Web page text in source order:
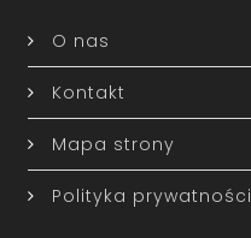
O nas
Kontakt
Mapa strony
Polityka prywatności